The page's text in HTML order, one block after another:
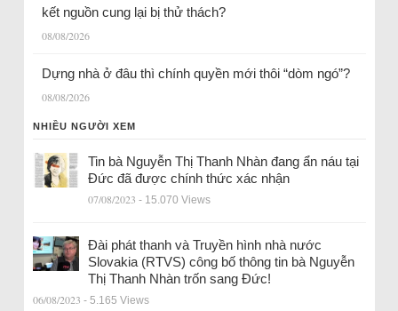
kết nguồn cung lại bị thử thách?
08/08/2026
Dựng nhà ở đâu thì chính quyền mới thôi “dòm ngó”?
08/08/2026
NHIỀU NGƯỜI XEM
Tin bà Nguyễn Thị Thanh Nhàn đang ẩn náu tại
Đức đã được chính thức xác nhận
07/08/2023 - 15.070 Views
Đài phát thanh và Truyền hình nhà nước
Slovakia (RTVS) công bố thông tin bà Nguyễn
Thị Thanh Nhàn trốn sang Đức!
06/08/2023 - 5.165 Views